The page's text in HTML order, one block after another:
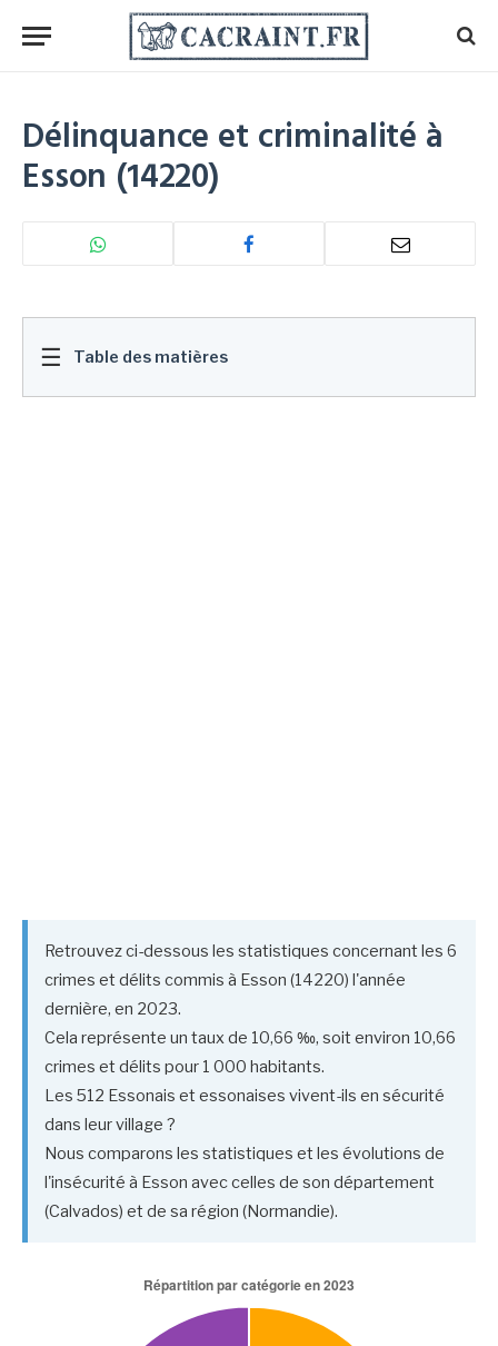
Délinquance et criminalité à
Esson (14220)
☰ Table des matières
Retrouvez ci-dessous les statistiques concernant les 6
crimes et délits commis à Esson (14220) l'année
dernière, en 2023.
Cela représente un taux de 10,66 ‰, soit environ 10,66
crimes et délits pour 1 000 habitants.
Les 512 Essonais et essonaises vivent-ils en sécurité
dans leur village ?
Nous comparons les statistiques et les évolutions de
l'insécurité à Esson avec celles de son département
(Calvados) et de sa région (Normandie).